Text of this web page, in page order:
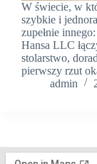
W świecie, w
szybkie i
zupełnie
Hansa LLC
stolarstwo,
pierwszy rzut
admin